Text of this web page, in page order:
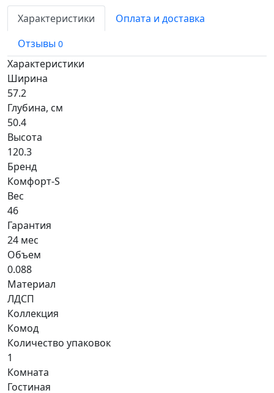
Характеристики
Оплата и доставка
Отзывы 0
Характеристики
Ширина
57.2
Глубина, см
50.4
Высота
120.3
Бренд
Комфорт-S
Вес
46
Гарантия
24 мес
Объем
0.088
Материал
ЛДСП
Коллекция
Комод
Количество упаковок
1
Комната
Гостиная